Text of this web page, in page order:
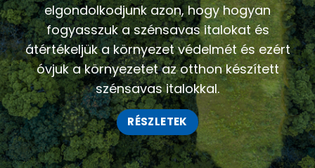
elgondolkodjunk azon, hogy hogyan
fogyasszuk a szénsavas italokat és
átértékeljük a környezet védelmét és ezért
óvjuk a környezetet az otthon készített
szénsavas italokkal.
RÉSZLETEK